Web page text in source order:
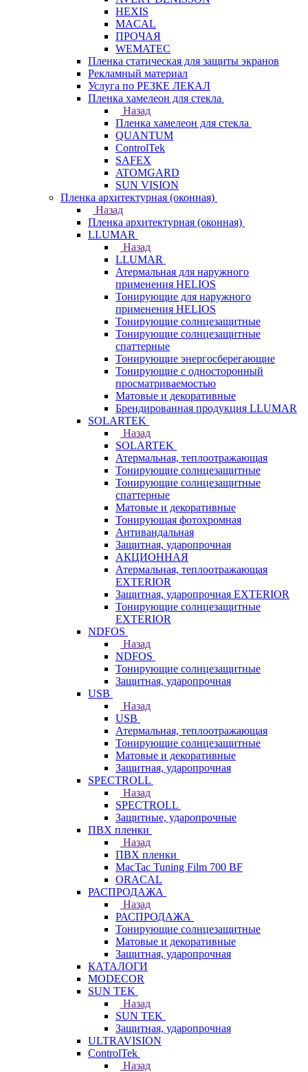
HEXIS
MACAL
ПРОЧАЯ
WEMATEC
Пленка статическая для защиты экранов
Рекламный материал
Услуга по РЕЗКЕ ЛЕКАЛ
Пленка хамелеон для стекла
Назад
Пленка хамелеон для стекла
QUANTUM
ControlTek
SAFEX
ATOMGARD
SUN VISION
Пленка архитектурная (оконная)
Назад
Пленка архитектурная (оконная)
LLUMAR
Назад
LLUMAR
Атермальная для наружного
применения HELIOS
Тонирующие для наружного
применения HELIOS
Тонирующие солнцезащитные
Тонирующие солнцезащитные
спаттерные
Тонирующие энергосберегающие
Тонирующие с односторонный
просматриваемостью
Матовые и декоративные
Брендированная продукция LLUMAR
SOLARTEK
Назад
SOLARTEK
Атермальная, теплоотражающая
Тонирующие солнцезащитные
Тонирующие солнцезащитные
спаттерные
Матовые и декоративные
Тонирующая фотохромная
Антивандальная
Защитная, ударопрочная
АКЦИОННАЯ
Атермальная, теплоотражающая
EXTERIOR
Защитная, ударопрочная EXTERIOR
Тонирующие солнцезащитные
EXTERIOR
NDFOS
Назад
NDFOS
Тонирующие солнцезащитные
Защитная, ударопрочная
USB
Назад
USB
Атермальная, теплоотражающая
Тонирующие солнцезащитные
Матовые и декоративные
Защитная, ударопрочная
SPECTROLL
Назад
SPECTROLL
Защитные, ударопрочные
ПВХ пленки
Назад
ПВХ пленки
MacTac Tuning Film 700 BF
ORACAL
РАСПРОДАЖА
Назад
РАСПРОДАЖА
Тонирующие солнцезащитные
Матовые и декоративные
Защитная, ударопрочная
КАТАЛОГИ
MODECOR
SUN TEK
Назад
SUN TEK
Защитная, ударопрочная
ULTRAVISION
ControlTek
Назад